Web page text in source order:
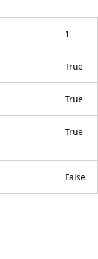
1
True
True
True
False